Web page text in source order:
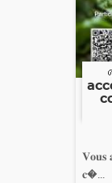
𝐕𝐨𝐮𝐬
𝐜�...